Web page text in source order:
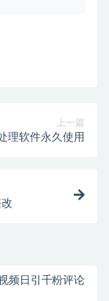
上一篇
理软件永久使用
频日引千粉评论